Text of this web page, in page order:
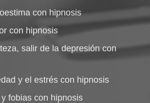
con hipnosis
con hipnosis
salir de la depresión con
y el estrés con hipnosis
fobias con hipnosis